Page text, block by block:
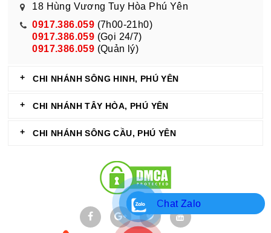
18 Hùng Vương Tuy Hòa Phú Yên
0917.386.059 (7h00-21h0)
0917.386.059 (Gọi 24/7)
0917.386.059 (Quản lý)
CHI NHÁNH SÔNG HINH, PHÚ YÊN
CHI NHÁNH TÂY HÒA, PHÚ YÊN
CHI NHÁNH SÔNG CẦU, PHÚ YÊN
Chat Zalo